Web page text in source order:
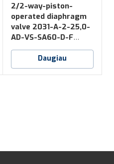
2/2-way-piston-
operated diaphragm
valve 2031-A-2-25,0-
AD-VS-SA60-D-F
*NK52+NO14
Daugiau